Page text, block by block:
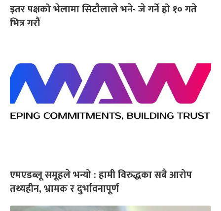
इतर पक्षको भेलामा सिटौलाले भने- जे गर्ने हो १० गते
भित्र गरौं
एमएडब्लू समूहले भन्यो : हामी विरुद्धका सबै आरोप
तथ्यहीन, भ्रामक र दुर्भावनापूर्ण